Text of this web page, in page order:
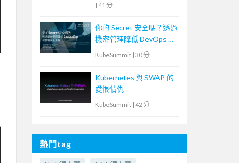
| 41 分
你的 Secret 安全嗎？透過
機密管理降低 DevOps 和
KubeSummit | 30 分
Kubernetes 與 SWAP 的
愛恨情仇
KubeSummit | 42 分
熱門tag